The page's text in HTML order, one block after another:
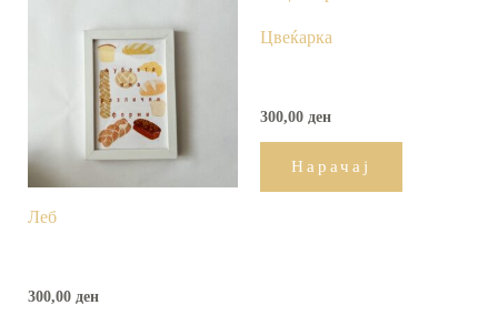
Леб
300,00 ден
Цвеќарка
300,00 ден
Нарачај